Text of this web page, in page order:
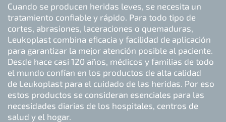
Cuando se producen heridas leves, se necesita un
tratamiento confiable y rápido. Para todo tipo de
cortes, abrasiones, laceraciones o quemaduras,
Leukoplast combina eficacia y facilidad de aplicación
para garantizar la mejor atención posible al paciente.
Desde hace casi 120 años, médicos y familias de todo
el mundo confían en los productos de alta calidad
de Leukoplast para el cuidado de las heridas. Por eso
estos productos se consideran esenciales para las
necesidades diarias de los hospitales, centros de
salud y el hogar.